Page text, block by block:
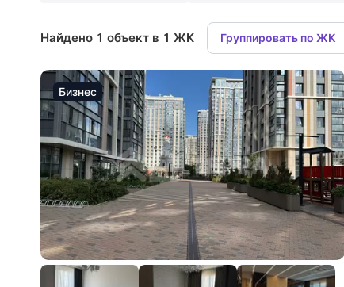
Найдено 1 объект в 1 ЖК Группировать по ЖК
Бизнес